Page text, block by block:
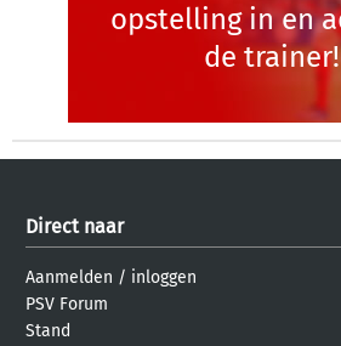
opstelling in en
de trainer!
Direct naar
Aanmelden / inloggen
PSV Forum
Stand